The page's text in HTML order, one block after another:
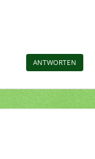
ANTWORTEN